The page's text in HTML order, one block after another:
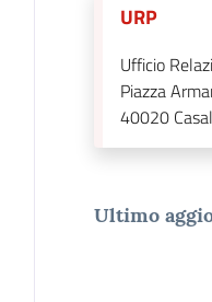
URP
Ufficio
Piazza
40020
Ultimo